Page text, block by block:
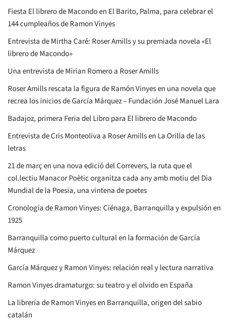
Fiesta El librero de Macondo en El Barito, Palma, para celebrar el
144 cumpleaños de Ramon Vinyes
Entrevista de Mirtha Caré: Roser Amills y su premiada novela «El
librero de Macondo»
Una entrevista de Mirian Romero a Roser Amills
Roser Amills rescata la figura de Ramón Vinyes en una novela que
recrea los inicios de García Márquez – Fundación José Manuel Lara
Badajoz, primera Feria del Libro para El librero de Macondo
Entrevista de Cris Monteoliva a Roser Amills en La Orilla de las
letras
21 de març en una nova edició del Correvers, la ruta que el
col.lectiu Manacor Poètic organitza cada any amb motiu del Dia
Mundial de la Poesia, una vintena de poetes
Cronología de Ramon Vinyes: Ciénaga, Barranquilla y expulsión en
1925
Barranquilla como puerto cultural en la formación de García
Márquez
García Márquez y Ramon Vinyes: relación real y lectura narrativa
Ramon Vinyes dramaturgo: su teatro y el olvido en España
La librería de Ramon Vinyes en Barranquilla, origen del sabio
catalán